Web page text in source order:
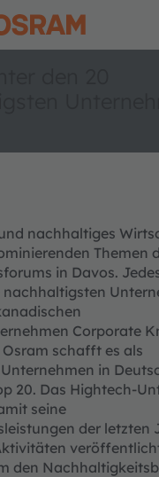
nachhaltiges
Themen
in Davos.
nachhaltigsten
Corporate
schafft es als
in
20. Das Hightech-
seine
der letzten
den